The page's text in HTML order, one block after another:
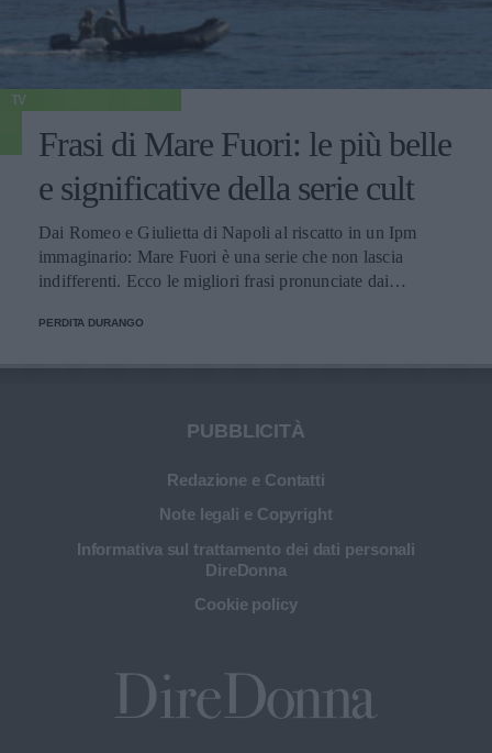
TV
Frasi di Mare Fuori: le più belle
e significative della serie cult
Dai Romeo e Giulietta di Napoli al riscatto in un Ipm
immaginario: Mare Fuori è una serie che non lascia
indifferenti. Ecco le migliori frasi pronunciate dai
PERDITA DURANGO
PUBBLICITÀ
Redazione e Contatti
Note legali e Copyright
Informativa sul trattamento dei dati personali
DireDonna
Cookie policy